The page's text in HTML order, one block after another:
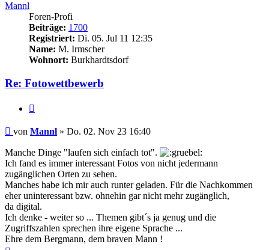
Mannl
Foren-Profi
Beiträge: 1700
Registriert: Di. 05. Jul 11 12:35
Name: M. Irmscher
Wohnort: Burkhardtsdorf
Re: Fotowettbewerb
Beitrag
von Mannl » Do. 02. Nov 23 16:40
Manche Dinge "laufen sich einfach tot".
Ich fand es immer interessant Fotos von nicht jedermann
zugänglichen Orten zu sehen.
Manches habe ich mir auch runter geladen. Für die Nachkommen
eher uninteressant bzw. ohnehin gar nicht mehr zugänglich,
da digital.
Ich denke - weiter so ... Themen gibt´s ja genug und die
Zugriffszahlen sprechen ihre eigene Sprache ...
Ehre dem Bergmann, dem braven Mann !